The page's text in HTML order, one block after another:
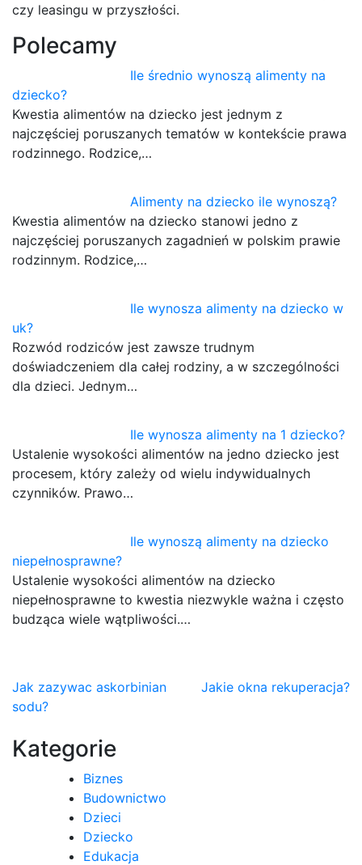
czy leasingu w przyszłości.
Polecamy
Ile średnio wynoszą alimenty na
dziecko?
Kwestia alimentów na dziecko jest jednym z
najczęściej poruszanych tematów w kontekście prawa
rodzinnego. Rodzice,…
Alimenty na dziecko ile wynoszą?
Kwestia alimentów na dziecko stanowi jedno z
najczęściej poruszanych zagadnień w polskim prawie
rodzinnym. Rodzice,…
Ile wynosza alimenty na dziecko w
uk?
Rozwód rodziców jest zawsze trudnym
doświadczeniem dla całej rodziny, a w szczególności
dla dzieci. Jednym…
Ile wynosza alimenty na 1 dziecko?
Ustalenie wysokości alimentów na jedno dziecko jest
procesem, który zależy od wielu indywidualnych
czynników. Prawo…
Ile wynoszą alimenty na dziecko
niepełnosprawne?
Ustalenie wysokości alimentów na dziecko
niepełnosprawne to kwestia niezwykle ważna i często
budząca wiele wątpliwości.…
Nawigacja
wpisu
Jak zazywac askorbinian
sodu?
Jakie okna rekuperacja?
Kategorie
Biznes
Budownictwo
Dzieci
Dziecko
Edukacja